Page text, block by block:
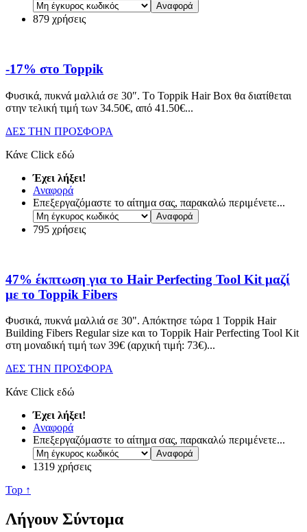
879 χρήσεις
-17% στο Toppik
Φυσικά, πυκνά μαλλιά σε 30″. Τo Toppik Hair Box θα διατίθεται
στην τελική τιμή των 34.50€, από 41.50€...
ΔΕΣ ΤΗΝ ΠΡΟΣΦΟΡΑ
Κάνε Click εδώ
Έχει λήξει!
Αναφορά
Επεξεργαζόμαστε το αίτημα σας, παρακαλώ περιμένετε...
795 χρήσεις
47% έκπτωση για το Hair Perfecting Tool Kit μαζί
με το Toppik Fibers
Φυσικά, πυκνά μαλλιά σε 30". Απόκτησε τώρα 1 Toppik Hair
Building Fibers Regular size και το Toppik Hair Perfecting Tool Kit
στη μοναδική τιμή των 39€ (αρχική τιμή: 73€)...
ΔΕΣ ΤΗΝ ΠΡΟΣΦΟΡΑ
Κάνε Click εδώ
Έχει λήξει!
Αναφορά
Επεξεργαζόμαστε το αίτημα σας, παρακαλώ περιμένετε...
1319 χρήσεις
Top ↑
Λήγουν Σύντομα